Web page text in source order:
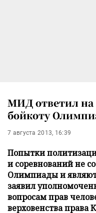
МИД ответил
бойкоту
7 августа 2013, 16:39
Попытки
и соревнований не
Олимпиады и
заявил
вопросам прав
верховенства права